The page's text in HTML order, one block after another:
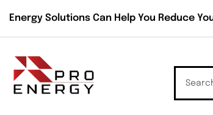
Energy Solutions Can Help You Reduce